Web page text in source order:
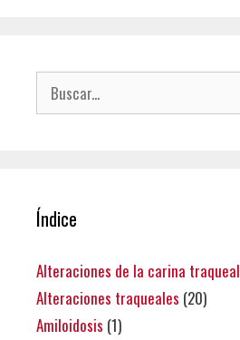
Buscar:
Índice
Alteraciones de la carina traqueal
Alteraciones traqueales (20)
Amiloidosis (1)